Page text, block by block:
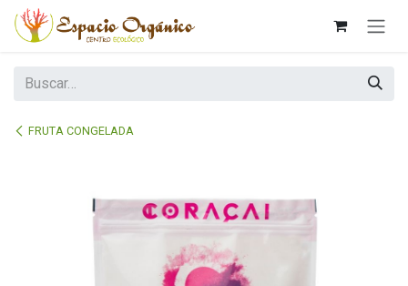
Ir al contenido
FRUTA CONGELADA